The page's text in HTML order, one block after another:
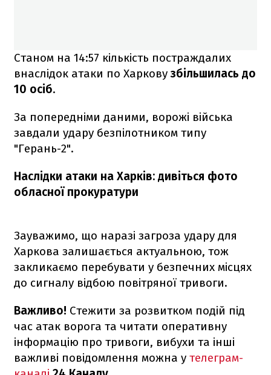
Станом на 14:57 кількість постраждалих
внаслідок атаки по Харковузбільшилась до
10 осіб.
За попередніми даними, ворожі війська
завдали удару безпілотником типу
"Герань-2".
Наслідки атаки на Харків: дивіться фото
обласної прокуратури
Зауважимо, що наразі загроза удару для
Харкова залишається актуальною, тож
закликаємо перебувати у безпечних місцях
до сигналу відбою повітряної тривоги.
Важливо! Стежити за розвитком подій під
час атак ворога та читати оперативну
інформацію про тривоги, вибухи та інші
важливі повідомлення можна у телеграм-